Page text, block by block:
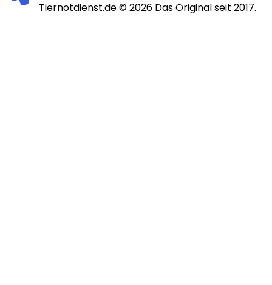
Tiernotdienst.de ©2026 Das Original seit 2017.